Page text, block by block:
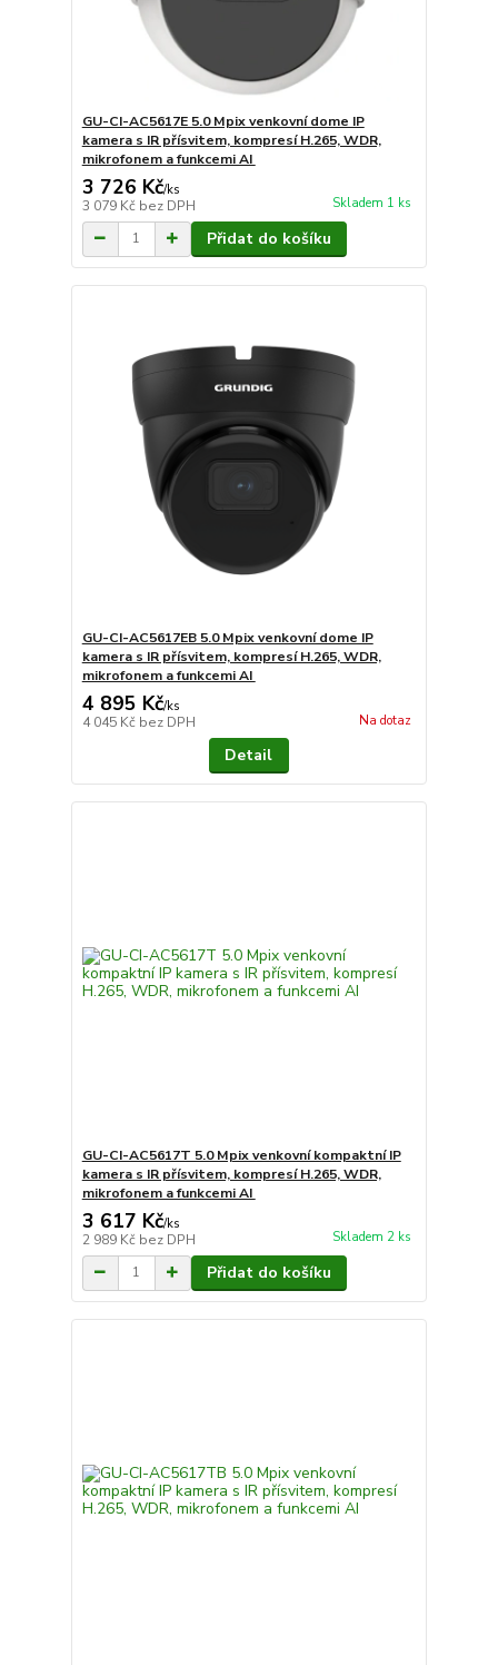
GU-CI-AC5617E 5.0 Mpix venkovní dome IP
kamera s IR přísvitem, kompresí H.265, WDR,
mikrofonem a funkcemi AI
3 726 Kč/ks
3 079 Kč bez DPH Skladem 1 ks
Přidat do košíku
GU-CI-AC5617EB 5.0 Mpix venkovní dome IP
kamera s IR přísvitem, kompresí H.265, WDR,
mikrofonem a funkcemi AI
4 895 Kč/ks
4 045 Kč bez DPH Na dotaz
Detail
GU-CI-AC5617T 5.0 Mpix venkovní kompaktní IP
kamera s IR přísvitem, kompresí H.265, WDR,
mikrofonem a funkcemi AI
3 617 Kč/ks
2 989 Kč bez DPH Skladem 2 ks
Přidat do košíku